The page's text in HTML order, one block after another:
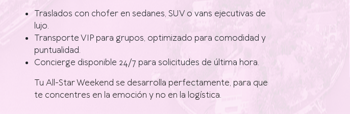
Traslados con chofer en sedanes, SUV o vans ejecutivas de
lujo.
Transporte VIP para grupos, optimizado para comodidad y
puntualidad.
Concierge disponible 24/7 para solicitudes de última hora.
Tu All-Star Weekend se desarrolla perfectamente, para que
te concentres en la emoción y no en la logística.